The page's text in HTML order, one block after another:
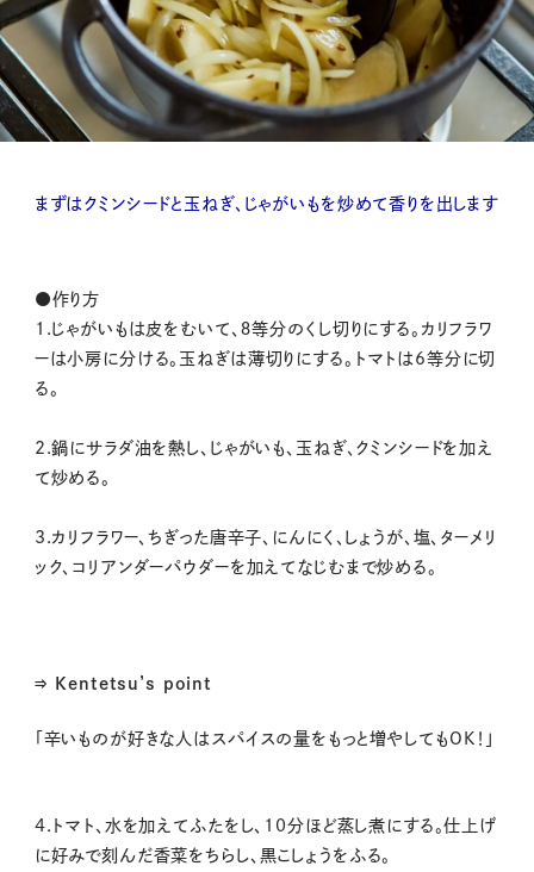
まずはクミンシードと玉ねぎ、じゃがいもを炒めて香りを出します
●作り方
1.じゃがいもは皮をむいて、８等分のくし切りにする。カリフラワ
ーは小房に分ける。玉ねぎは薄切りにする。トマトは6等分に切
る。
2.鍋にサラダ油を熱し、じゃがいも、玉ねぎ、クミンシードを加え
て炒める。
3.カリフラワー、ちぎった唐辛子、にんにく、しょうが、塩、ターメリ
ック、コリアンダーパウダーを加えてなじむまで炒める。
⇒ Kentetsu’s point
辛いものが好きな人はスパイスの量をもっと増やしても OK ！ 」
4.トマト、水を加えてふたをし、10分ほど蒸し煮にする。仕上げ
に好みで刻んだ香菜をちらし、黒こしょうをふる。